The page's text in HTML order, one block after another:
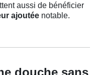
aussi de bénéficier
ajoutée notable.
douche sans